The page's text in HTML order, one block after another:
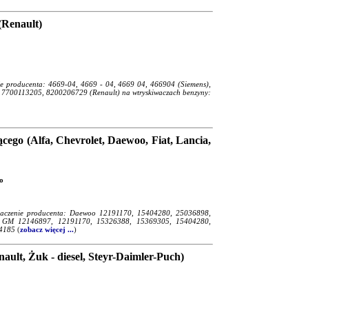
producenta: 4669-04, 4669 - 04, 4669 04, 466904 (Siemens),
8200206729 (Renault) na wtryskiwaczach benzyny:
(Alfa, Chevrolet, Daewoo, Fiat, Lancia,
producenta: Daewoo 12191170, 15404280, 25036898,
12146897, 12191170, 15326388, 15369305, 15404280,
(zobacz więcej ...)
Żuk - diesel, Steyr-Daimler-Puch)